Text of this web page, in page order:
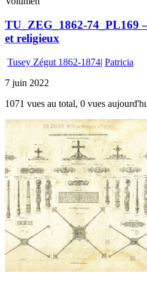
TU_ZEG_1862-74_PL169
et religieux
Tusey Zégut 1862-1874| Patricia
7 juin 2022
1071 vues au total, 0 vues